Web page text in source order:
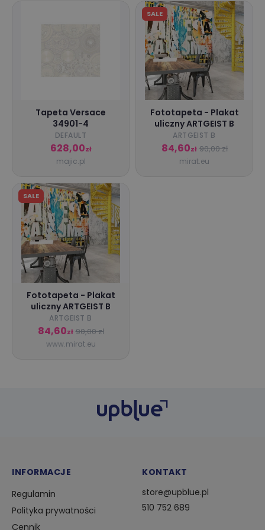
Tapeta Versace
34901-4
DEFAULT
628,00zł
majic.pl
SALE
Fototapeta - Plakat
uliczny ARTGEIST B
ARTGEIST B
84,60zł 90,00 zł
mirat.eu
SALE
Fototapeta - Plakat
uliczny ARTGEIST B
ARTGEIST B
84,60zł 90,00 zł
www.mirat.eu
INFORMACJE
Regulamin
Polityka prywatności
Cennik
KONTAKT
store@upblue.pl
510 752 689